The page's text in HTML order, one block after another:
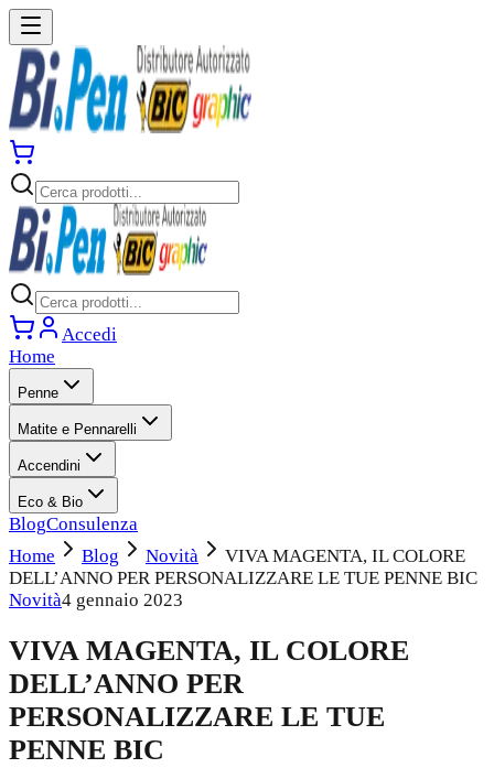
Accedi
Home
Penne
Matite e Pennarelli
Accendini
Eco & Bio
BlogConsulenza
Home
Blog Novità
VIVA MAGENTA, IL COLORE
DELL’ANNO PER PERSONALIZZARE LE TUE PENNE BIC
Novità4 gennaio 2023
VIVA MAGENTA, IL COLORE
DELL’ANNO PER
PERSONALIZZARE LE TUE
PENNE BIC